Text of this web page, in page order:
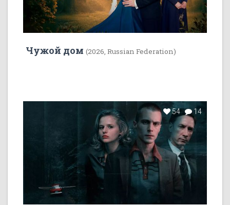
Чужой дом (2026, Russian Federation)
54 14